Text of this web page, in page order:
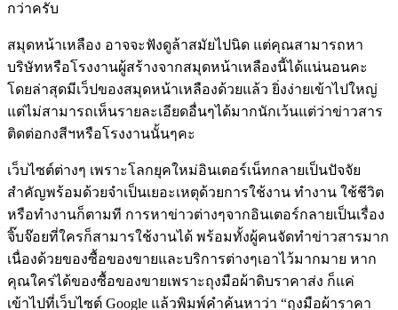
กว่าครับ
สมุดหน้าเหลือง อาจจะฟังดูล้าสมัยไปนิด แต่คุณสามารถหา
บริษัทหรือโรงงานผู้สร้างจากสมุดหน้าเหลืองนี้ได้แน่นอนคะ
โดยล่าสุดมีเว็ปของสมุดหน้าเหลืองด้วยแล้ว ยิ่งง่ายเข้าไปใหญ่
แต่ไม่สามารถเห็นรายละเอียดอื่นๆได้มากนักเว้นแต่ว่าข่าวสาร
ติดต่อกงสีฯหรือโรงงานนั้นๆคะ
เว็บไซต์ต่างๆ เพราะโลกยุคใหม่อินเตอร์เน็ทกลายเป็นปัจจัย
สำคัญพร้อมด้วยจำเป็นเยอะเหตุด้วยการใช้งาน ทำงาน ใช้ชีวิต
หรือทำงานก็ตามที การหาข่าวต่างๆจากอินเตอร์กลายเป็นเรื่อง
จิ๊บจ๊อยที่ใครก็สามารใช้งานได้ พร้อมทั้งผู้คนจัดทำข่าวสารมาก
เนื่องด้วยของซื้อของขายและบริการต่างๆเอาไว้มากมาย หาก
คุณใคร่ได้ของซื้อของขายเพราะถุงมือผ้าดิบราคาส่ง ก็แค่
เข้าไปที่เว็บไซต์ Google แล้วพิมพ์คำค้นหาว่า “ถุงมือผ้าราคา